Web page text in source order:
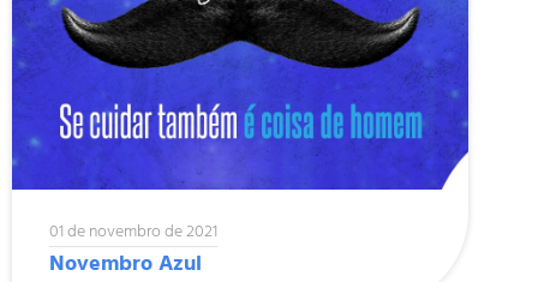
01 de novembro de 2021
Novembro Azul